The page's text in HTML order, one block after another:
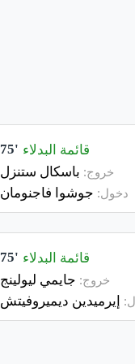
75' قائمة البدلاء
خروج: باسكال ستنزل
دخول: جوشوا فاجنومان
75' قائمة البدلاء
خروج: جايمي ليولينج
إيرميدين ديميروفيتش